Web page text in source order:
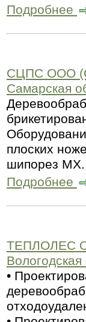
Подробнее
СЦПС ООО
Самарская
плоских
шипорез
Подробнее
ТЕПЛОЛЕС
Вологодская
•